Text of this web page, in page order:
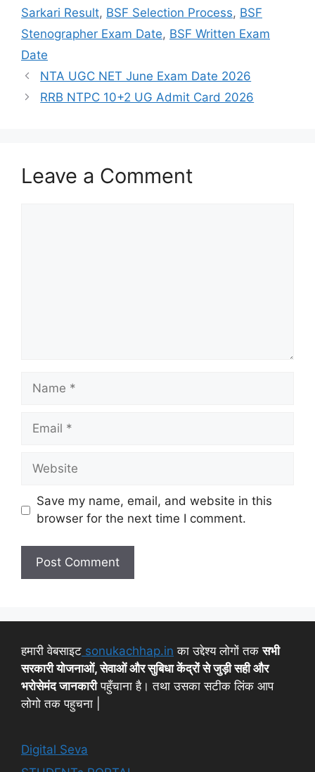
Sarkari Result, BSF Selection Process, BSF
Stenographer Exam Date, BSF Written Exam
Date
NTA UGC NET June Exam Date 2026
RRB NTPC 10+2 UG Admit Card 2026
Leave a Comment
Save my name, email, and website in this
browser for the next time I comment.
हमारी वेबसाइट sonukachhap.in का उद्देश्य लोगों तकसभी
सरकारी योजनाओं, सेवाओं और सुबिधा केंद्रों से जुड़ी सही और
भरोसेमंद जानकारीपहुँचाना है। तथा उसका सटीक लिंक आप
लोगो तक पहुचना |
Digital Seva